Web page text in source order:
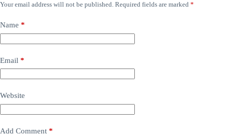
Your email address will not be published. Required fields are marked *
Name *
Email *
Website
Add Comment *